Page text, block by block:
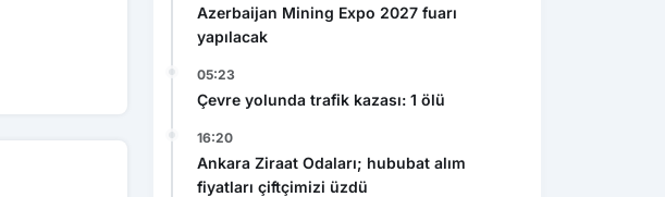
Azerbaijan Mining Expo 2027 fuarı
yapılacak
05:23
Çevre yolunda trafik kazası: 1 ölü
16:20
Ankara Ziraat Odaları; hububat alım
fiyatları çiftçimizi üzdü